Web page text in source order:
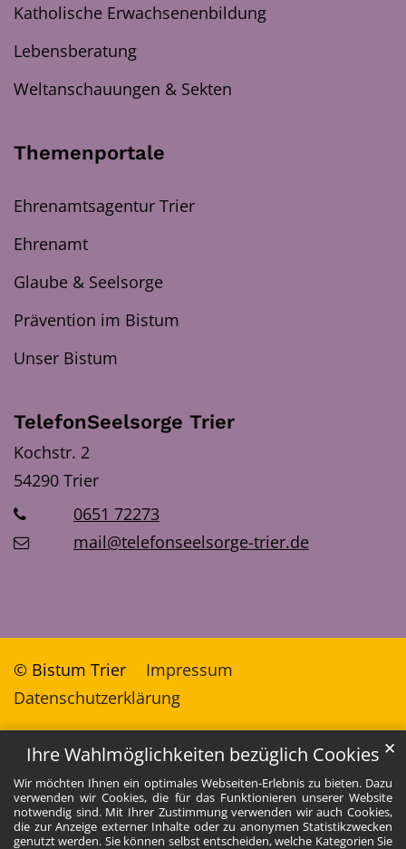
Ihre Wahlmöglichkeiten bezüglich Cookies
Wir möchten Ihnen ein optimales Webseiten-Erlebnis zu bieten. Dazu
verwenden wir Cookies, die für das Funktionieren unserer Website
notwendig sind. Mit Ihrer Zustimmung verwenden wir auch Cookies,
die zur Anzeige externer Inhalte oder zu anonymen Statistikzwecken
genutzt werden. Sie können selbst entscheiden, welche Kategorien Sie
✕
Katholische Erwachsenenbildung
Lebensberatung
Weltanschauungen & Sekten
Themenportale
Ehrenamtsagentur Trier
Ehrenamt
Glaube & Seelsorge
Prävention im Bistum
Unser Bistum
TelefonSeelsorge Trier
Kochstr. 2
54290 Trier
0651 72273
mail@telefonseelsorge-trier.de
© Bistum Trier
Impressum
Datenschutzerklärung